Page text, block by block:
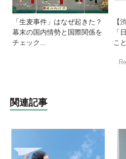
「生麦事件」はなぜ起きた？
幕末の国内情勢と国際関係を
チェック...
【
「
こ
関連記事